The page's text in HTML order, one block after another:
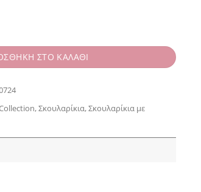
ΣΤΟ ΚΑΛΑΘΙ
,Σκουλαρίκια,Σκουλαρίκια με